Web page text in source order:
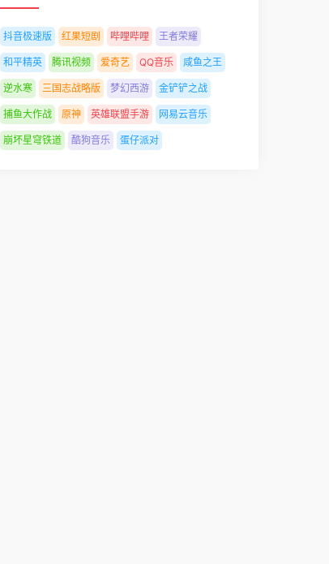
抖音极速版 红果短剧 哔哩哔哩 王者荣耀
和平精英 腾讯视频 爱奇艺 QQ音乐 咸鱼之王
逆水寒 三国志战略版 梦幻西游 金铲铲之战
捕鱼大作战 原神 英雄联盟手游 网易云音乐
崩坏星穹铁道 酷狗音乐 蛋仔派对